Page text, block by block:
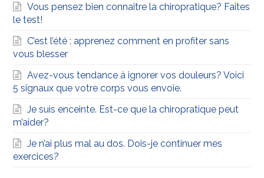
Vous pensez bien connaître la chiropratique? Faites
le test!
C’est l’été : apprenez comment en profiter sans
vous blesser
Avez-vous tendance à ignorer vos douleurs? Voici
5 signaux que votre corps vous envoie.
Je suis enceinte. Est-ce que la chiropratique peut
m’aider?
Je n’ai plus mal au dos. Dois-je continuer mes
exercices?